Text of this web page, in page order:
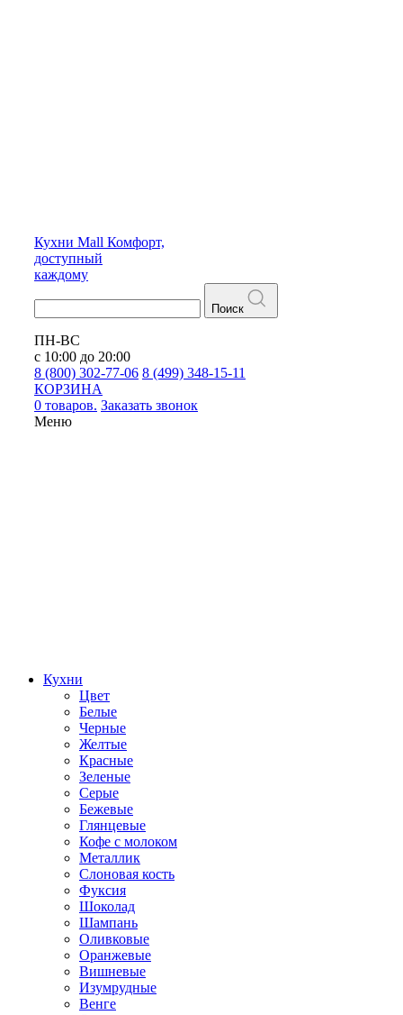
Кухни Mall Комфорт,
доступный
каждому
Поиск
ПН-ВС
с 10:00 до 20:00
8 (800) 302-77-06 8 (499) 348-15-11
КОРЗИНА
0 товаров. Заказать звонок
Меню
Кухни
Цвет
Белые
Черные
Желтые
Красные
Зеленые
Серые
Бежевые
Глянцевые
Кофе с молоком
Металлик
Слоновая кость
Фуксия
Шоколад
Шампань
Оливковые
Оранжевые
Вишневые
Изумрудные
Венге